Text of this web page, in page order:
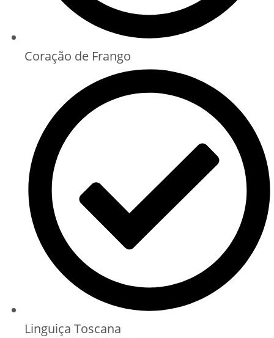
Coração de Frango
Linguiça Toscana